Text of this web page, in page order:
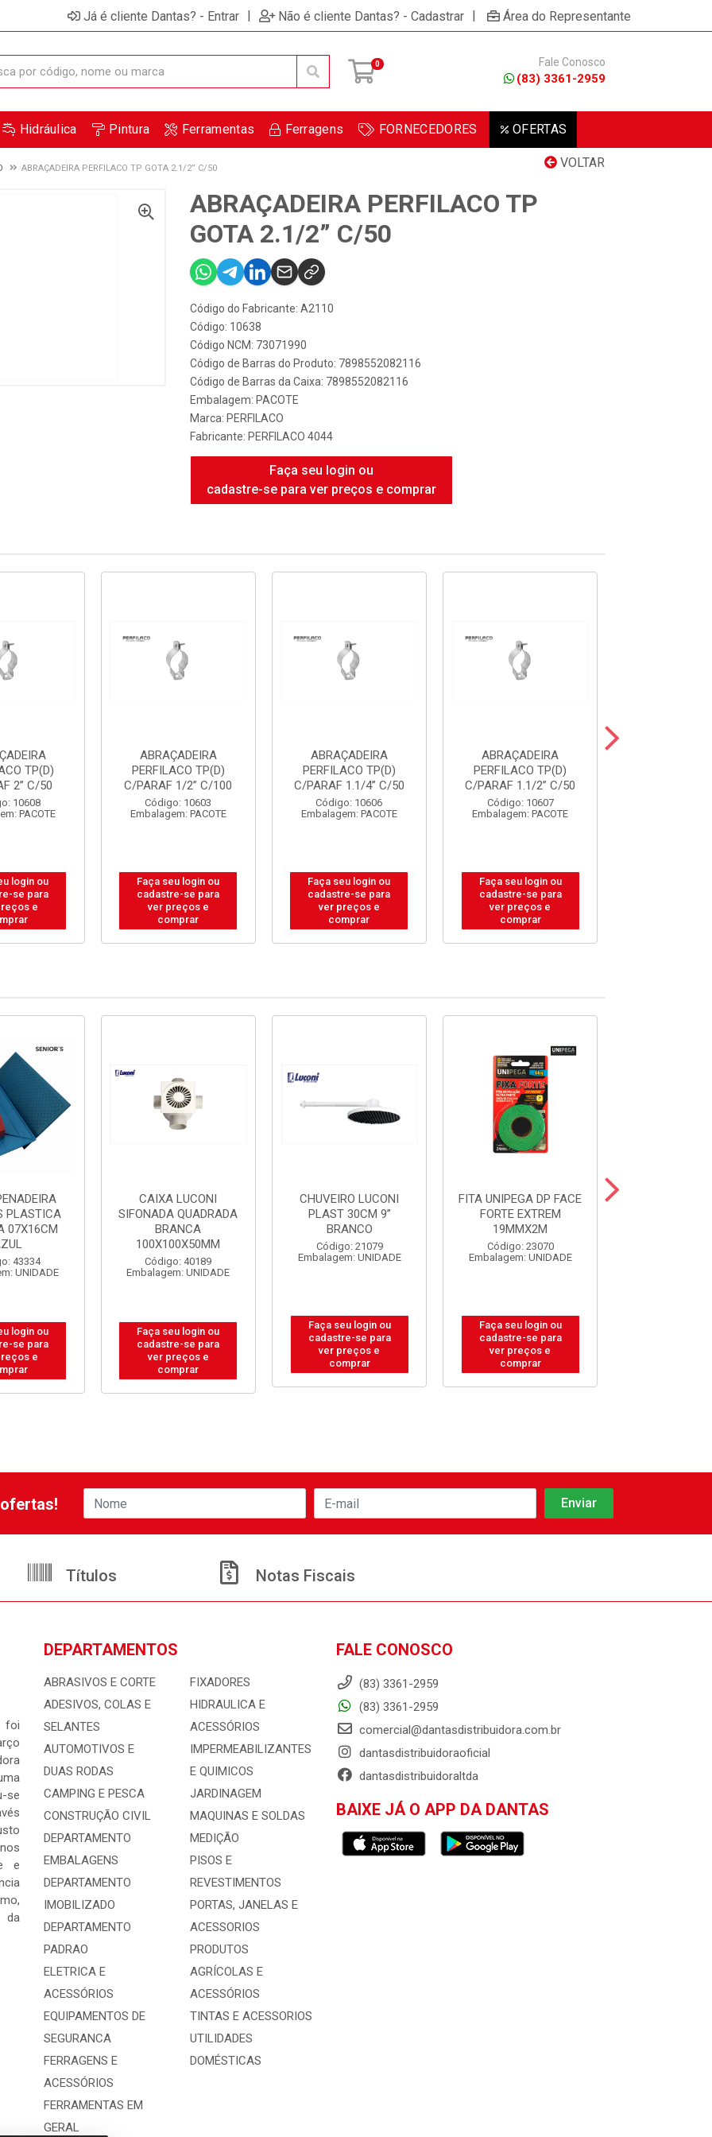
Já é cliente Dantas? - Entrar | Não é cliente Dantas? - Cadastrar | Área do Representante
0 Fale Conosco
(83) 3361-2959
Hidráulica Pintura Ferramentas Ferragens FORNECEDORES OFERTAS
VOLTAR
ABRAÇADEIRA PERFILACO TP GOTA 2.1/2” C/50
ABRAÇADEIRA PERFILACO TP
GOTA 2.1/2” C/50
Código do Fabricante: A2110
Código: 10638
Código NCM: 73071990
Código de Barras do Produto: 7898552082116
Código de Barras da Caixa: 7898552082116
Embalagem: PACOTE
Marca: PERFILACO
Fabricante: PERFILACO 4044
Faça seu login ou
cadastre-se para ver preços e comprar
TP(D)
2” C/50
10608
PACOTE
login ou
se para
e
ABRAÇADEIRA
PERFILACO TP(D)
C/PARAF 1/2” C/100
Código: 10603
Embalagem: PACOTE
Faça seu login ou
cadastre-se para
ver preços e
comprar
ABRAÇADEIRA
PERFILACO TP(D)
C/PARAF 1.1/4” C/50
Código: 10606
Embalagem: PACOTE
Faça seu login ou
cadastre-se para
ver preços e
comprar
ABRAÇADEIRA
PERFILACO TP(D)
C/PARAF 1.1/2” C/50
Código: 10607
Embalagem: PACOTE
Faça seu login ou
cadastre-se para
ver preços e
comprar
PLASTICA
07X16CM
43334
UNIDADE
login ou
se para
e
CAIXA LUCONI
SIFONADA QUADRADA
BRANCA
100X100X50MM
Código: 40189
Embalagem: UNIDADE
Faça seu login ou
cadastre-se para
ver preços e
comprar
CHUVEIRO LUCONI
PLAST 30CM 9”
BRANCO
Código: 21079
Embalagem: UNIDADE
Faça seu login ou
cadastre-se para
ver preços e
comprar
FITA UNIPEGA DP FACE
FORTE EXTREM
19MMX2M
Código: 23070
Embalagem: UNIDADE
Faça seu login ou
cadastre-se para
ver preços e
comprar
Títulos Notas Fiscais
foi
se
e
da
DEPARTAMENTOS
ABRASIVOS E CORTE
ADESIVOS, COLAS E
SELANTES
AUTOMOTIVOS E
DUAS RODAS
CAMPING E PESCA
CONSTRUÇÃO CIVIL
DEPARTAMENTO
EMBALAGENS
DEPARTAMENTO
IMOBILIZADO
DEPARTAMENTO
PADRAO
ELETRICA E
ACESSÓRIOS
EQUIPAMENTOS DE
SEGURANCA
FERRAGENS E
ACESSÓRIOS
FERRAMENTAS EM
GERAL
FIXADORES
HIDRAULICA E
ACESSÓRIOS
IMPERMEABILIZANTES
E QUIMICOS
JARDINAGEM
MAQUINAS E SOLDAS
MEDIÇÃO
PISOS E
REVESTIMENTOS
PORTAS, JANELAS E
ACESSORIOS
PRODUTOS
AGRÍCOLAS E
ACESSÓRIOS
TINTAS E ACESSORIOS
UTILIDADES
DOMÉSTICAS
FALE CONOSCO
(83) 3361-2959
(83) 3361-2959
comercial@dantasdistribuidora.com.br
dantasdistribuidoraoficial
dantasdistribuidoraltda
BAIXE JÁ O APP DA DANTAS